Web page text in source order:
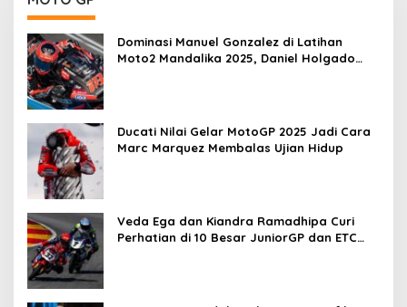
Dominasi Manuel Gonzalez di Latihan
Moto2 Mandalika 2025, Daniel Holgado
Ducati Nilai Gelar MotoGP 2025 Jadi Cara
Marc Marquez Membalas Ujian Hidup
Veda Ega dan Kiandra Ramadhipa Curi
Perhatian di 10 Besar JuniorGP dan ETC